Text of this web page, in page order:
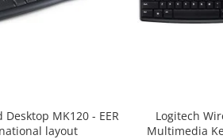
Desktop MK120 - EER
layout
Logitech
Multimedia